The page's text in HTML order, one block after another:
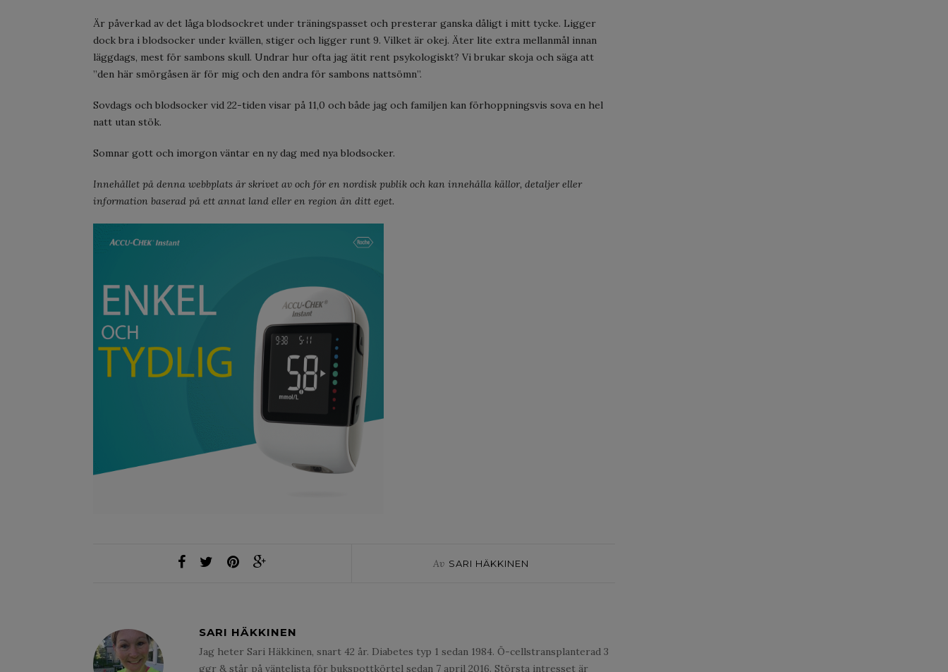
Är påverkad av det låga blodsockret under träningspasset och presterar ganska dåligt i mitt tycke. Ligger
dock bra i blodsocker under kvällen, stiger och ligger runt 9. Vilket är okej. Äter lite extra mellanmål innan
läggdags, mest för sambons skull. Undrar hur ofta jag ätit rent psykologiskt? Vi brukar skoja och säga att
”den här smörgåsen är för mig och den andra för sambons nattsömn”.
Sovdags och blodsocker vid 22-tiden visar på 11,0 och både jag och familjen kan förhoppningsvis sova en hel
natt utan stök.
Somnar gott och imorgon väntar en ny dag med nya blodsocker.
Innehållet på denna webbplats är skrivet av och för en nordisk publik och kan innehålla källor, detaljer eller
information baserad på ett annat land eller en region än ditt eget.
Av SARI HÄKKINEN
SARI HÄKKINEN
Jag heter Sari Häkkinen, snart 42 år. Diabetes typ 1 sedan 1984. Ö-cellstransplanterad 3
ggr & står på väntelista för bukspottkörtel sedan 7 april 2016. Största intresset är